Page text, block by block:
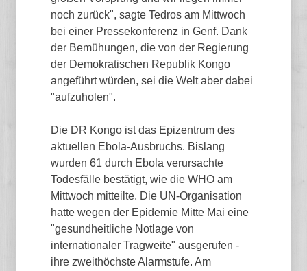
noch zurück", sagte Tedros am Mittwoch
bei einer Pressekonferenz in Genf. Dank
der Bemühungen, die von der Regierung
der Demokratischen Republik Kongo
angeführt würden, sei die Welt aber dabei
"aufzuholen".
Die DR Kongo ist das Epizentrum des
aktuellen Ebola-Ausbruchs. Bislang
wurden 61 durch Ebola verursachte
Todesfälle bestätigt, wie die WHO am
Mittwoch mitteilte. Die UN-Organisation
hatte wegen der Epidemie Mitte Mai eine
"gesundheitliche Notlage von
internationaler Tragweite" ausgerufen -
ihre zweithöchste Alarmstufe. Am